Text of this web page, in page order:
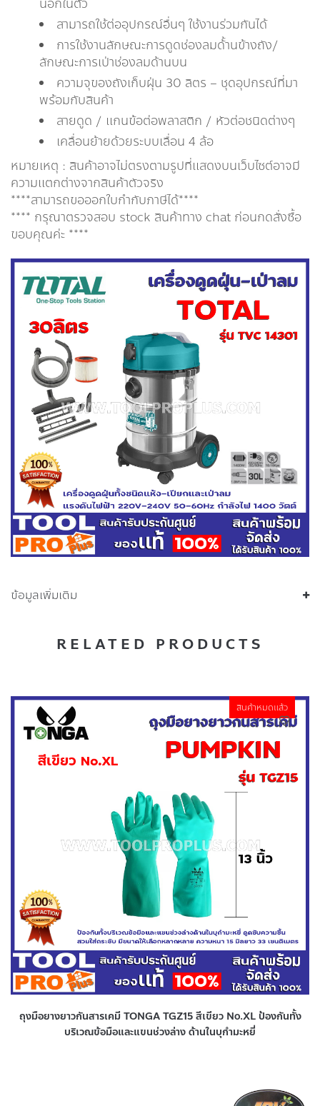
นอกในตัว
สามารถใช้ต่ออุปกรณ์อื่นๆ ใช้งานร่วมกันได้
การใช้งานลักษณะการดูดช่องลมด้้านข้างถัง/
ลักษณะการเป่าช่องลมด้านบน
ความจุของถังเก็บฝุ่น 30 ลิตร – ชุดอุปกรณ์ที่มา
พร้อมกับสินค้า
สายดูด / แกนข้อต่อพลาสติก / หัวต่อชนิดต่างๆ
เคลื่อนย้ายด้วยระบบเลื่อน 4 ล้อ
หมายเหตุ : สินค้าอาจไม่ตรงตามรูปที่แสดงบนเว็บไซต์อาจมี
ความแตกต่างจากสินค้าตัวจริง
****สามารถขอออกใบกำกับภาษีได้****
**** กรุณาตรวจสอบ stock สินค้าทาง chat ก่อนกดสั่งซื้อ
ขอบคุณค่ะ ****
ข้อมูลเพิ่มเติม
RELATED PRODUCTS
สินค้าหมดแล้ว
ถุงมือยางยาวกันสารเคมี TONGA TGZ15 สีเขียว No.XL ป้องกันทั้ง
บริเวณข้อมือและแขนช่วงล่าง ด้านในบุกำมะหยี่